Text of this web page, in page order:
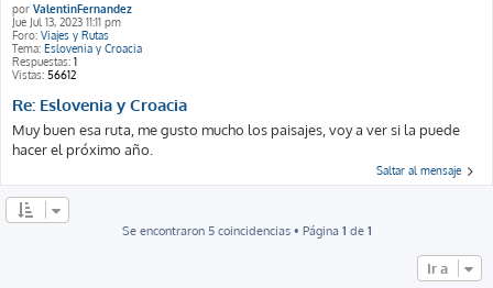
por ValentinFernandez
Jue Jul 13, 2023 11:11 pm
Foro: Viajes y Rutas
Tema: Eslovenia y Croacia
Respuestas: 1
Vistas: 56612
Re: Eslovenia y Croacia
Muy buen esa ruta, me gusto mucho los paisajes, voy a ver si la puede
hacer el próximo año.
Saltar al mensaje
Se encontraron 5 coincidencias • Página 1 de 1
Ir a